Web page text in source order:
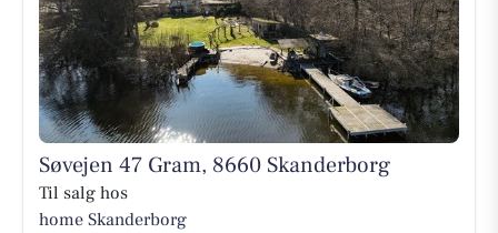
Søvejen 47 Gram, 8660 Skanderborg
Til salg hos
home Skanderborg